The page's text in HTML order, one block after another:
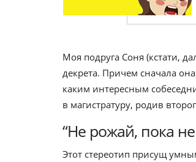
Моя подруга Соня (кстати,
декрета. Причем сначала
каким интересным
в магистратуру, родив
“Не рожай, пока
Этот стереотип присущ